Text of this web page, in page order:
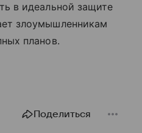
в идеальной защите
злоумышленникам
планов.
Поделиться